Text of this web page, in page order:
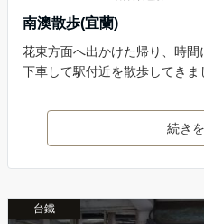
南澳散歩(宜蘭)
花東方面へ出かけた帰り、時
下車して駅付近を散歩してきま
続き
台鐵